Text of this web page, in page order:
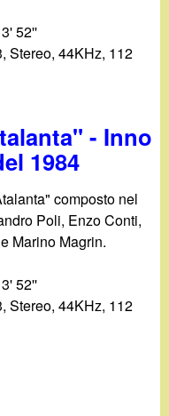
52''
Stereo, 44KHz, 112
- Inno
1984
composto nel
Poli, Enzo Conti,
Marino Magrin.
52''
Stereo, 44KHz, 112